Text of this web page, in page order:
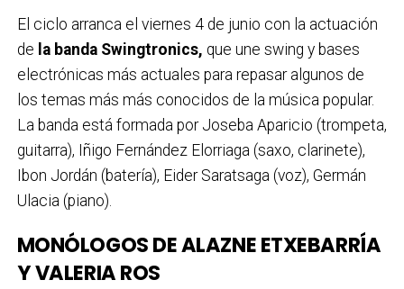
El ciclo arranca el viernes 4 de junio con la actuación
de la banda Swingtronics, que une swing y bases
electrónicas más actuales para repasar algunos de
los temas más más conocidos de la música popular.
La banda está formada por Joseba Aparicio (trompeta,
guitarra), Iñigo Fernández Elorriaga (saxo, clarinete),
Ibon Jordán (batería), Eider Saratsaga (voz), Germán
Ulacia (piano).
MONÓLOGOS DE ALAZNE ETXEBARRÍA
Y VALERIA ROS